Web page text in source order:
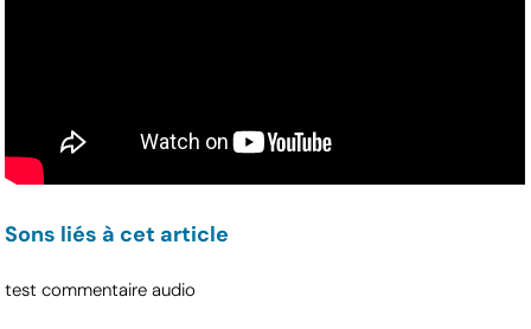
Sons liés à cet article
test commentaire audio